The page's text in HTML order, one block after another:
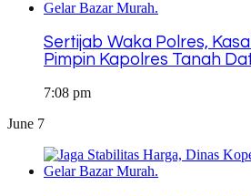
Sertijab Waka Polres,
Pimpin Kapolres Tanah
7:08 pm
June 7